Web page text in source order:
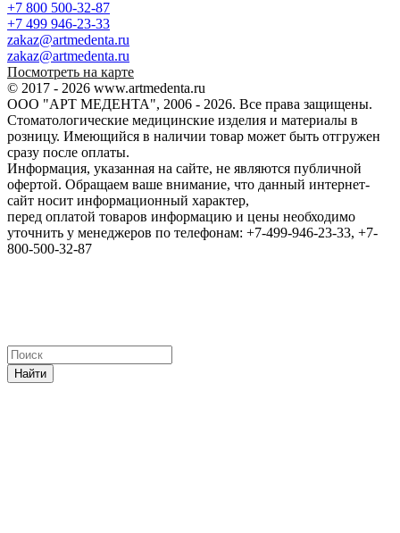
+7 800 500-32-87
+7 499 946-23-33
zakaz@artmedenta.ru
zakaz@artmedenta.ru
Посмотреть на карте
© 2017 - 2026 www.artmedenta.ru
ООО "АРТ МЕДЕНТА", 2006 - 2026. Все права защищены.
Стоматологические медицинские изделия и материалы в
розницу. Имеющийся в наличии товар может быть отгружен
сразу после оплаты.
Информация, указанная на сайте, не являются публичной
офертой. Обращаем ваше внимание, что данный интернет-
сайт носит информационный характер,
перед оплатой товаров информацию и цены необходимо
уточнить у менеджеров по телефонам: +7-499-946-23-33, +7-
800-500-32-87
Найти